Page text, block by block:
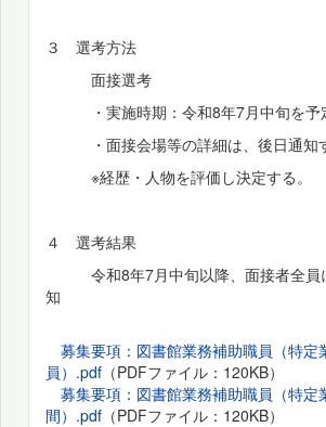
３ 選考方法
面接選考
・実施時期：令和8年7月中旬を予
・面接会場等の詳細は、後日通知す
※経歴・人物を評価し決定する。
４ 選考結果
令和8年7月中旬以降、面接者全員
知
募集要項：図書館業務補助職員（特定
員）.pdf （PDFファイル：120KB）
募集要項：図書館業務補助職員（特定
間）.pdf （PDFファイル：120KB）